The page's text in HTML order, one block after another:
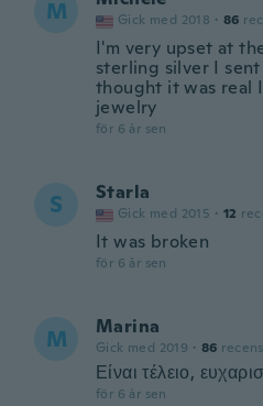
M Gick med 2018 · 86
I'm very upset at
sterling silver I
thought it was real
jewelry
för 6 år sen
S Starla
Gick med 2015 · 12
It was broken
för 6 år sen
M Marina
Gick med 2019 · 86
Είναι τέλειο,
för 6 år sen